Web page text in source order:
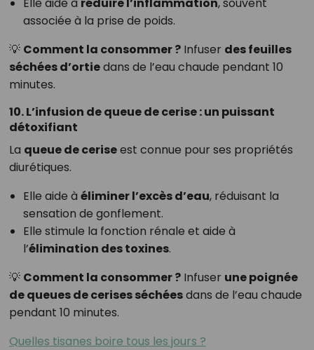
associée à la prise de poids.
💡 Comment la consommer ?Infuser des feuilles
séchées d’ortiedans de l’eau chaude pendant 10
minutes.
10. L’infusion de queue de cerise : un puissant
détoxifiant
La queue de ceriseest connue pour ses propriétés
diurétiques.
Elle aide à éliminer l’excès d’eau, réduisant la
sensation de gonflement.
Elle stimule la fonction rénale et aide à
l’élimination des toxines.
💡 Comment la consommer ?Infuser une poignée
de queues de cerises séchéesdans de l’eau chaude
pendant 10 minutes.
Quelles tisanes boire tous les jours ?